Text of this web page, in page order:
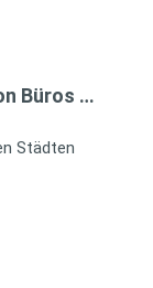
Büros …
Städten